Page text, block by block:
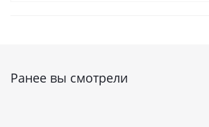
Ранее вы смотрели